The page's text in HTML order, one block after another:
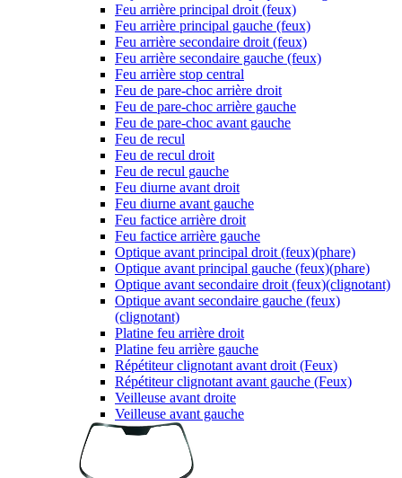
Feu arrière principal droit (feux)
Feu arrière principal gauche (feux)
Feu arrière secondaire droit (feux)
Feu arrière secondaire gauche (feux)
Feu arrière stop central
Feu de pare-choc arrière droit
Feu de pare-choc arrière gauche
Feu de pare-choc avant gauche
Feu de recul
Feu de recul droit
Feu de recul gauche
Feu diurne avant droit
Feu diurne avant gauche
Feu factice arrière droit
Feu factice arrière gauche
Optique avant principal droit (feux)(phare)
Optique avant principal gauche (feux)(phare)
Optique avant secondaire droit (feux)(clignotant)
Optique avant secondaire gauche (feux)
(clignotant)
Platine feu arrière droit
Platine feu arrière gauche
Répétiteur clignotant avant droit (Feux)
Répétiteur clignotant avant gauche (Feux)
Veilleuse avant droite
Veilleuse avant gauche